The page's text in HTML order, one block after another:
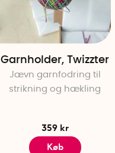
Garnholder, Twizzter
Jævn garnfodring til
strikning og hækling
359 kr
Køb